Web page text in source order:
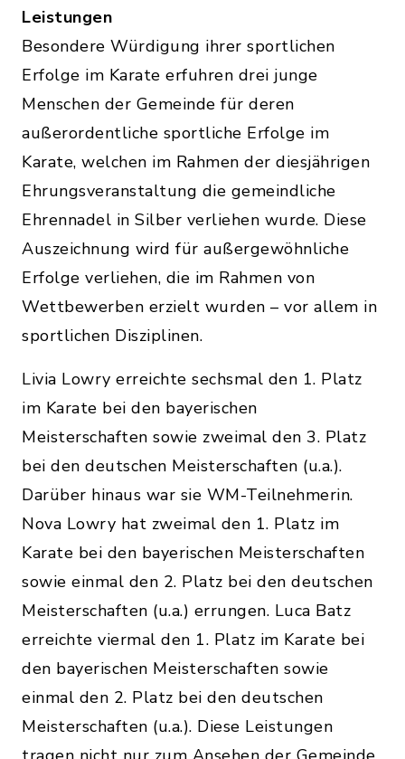
Leistungen
Besondere Würdigung ihrer sportlichen
Erfolge im Karate erfuhren drei junge
Menschen der Gemeinde für deren
außerordentliche sportliche Erfolge im
Karate, welchen im Rahmen der diesjährigen
Ehrungsveranstaltung die gemeindliche
Ehrennadel in Silber verliehen wurde. Diese
Auszeichnung wird für außergewöhnliche
Erfolge verliehen, die im Rahmen von
Wettbewerben erzielt wurden – vor allem in
sportlichen Disziplinen.
Livia Lowry erreichte sechsmal den 1. Platz
im Karate bei den bayerischen
Meisterschaften sowie zweimal den 3. Platz
bei den deutschen Meisterschaften (u.a.).
Darüber hinaus war sie WM-Teilnehmerin.
Nova Lowry hat zweimal den 1. Platz im
Karate bei den bayerischen Meisterschaften
sowie einmal den 2. Platz bei den deutschen
Meisterschaften (u.a.) errungen. Luca Batz
erreichte viermal den 1. Platz im Karate bei
den bayerischen Meisterschaften sowie
einmal den 2. Platz bei den deutschen
Meisterschaften (u.a.). Diese Leistungen